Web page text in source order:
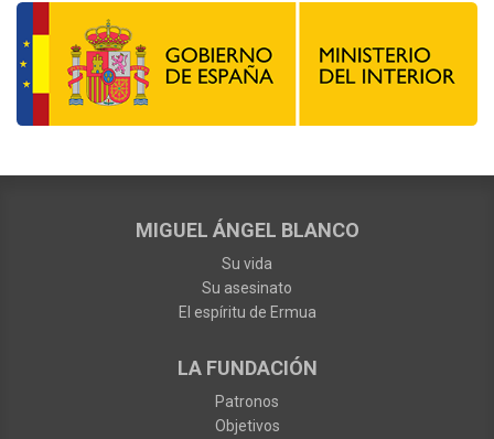
MIGUEL ÁNGEL BLANCO
Su vida
Su asesinato
El espíritu de Ermua
LA FUNDACIÓN
Patronos
Objetivos